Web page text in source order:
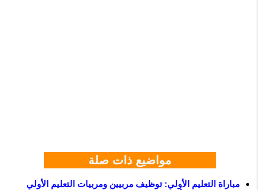
مواضيع ذات صلة
مباراة التعليم الأولي: توظيف مربيين ومربيات التعليم الأولي